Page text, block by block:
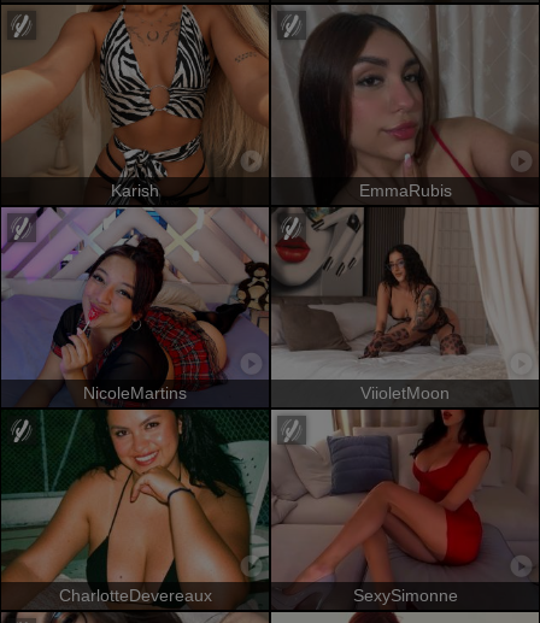
Karish EmmaRubis
NicoleMartins ViioletMoon
CharlotteDevereaux SexySimonne